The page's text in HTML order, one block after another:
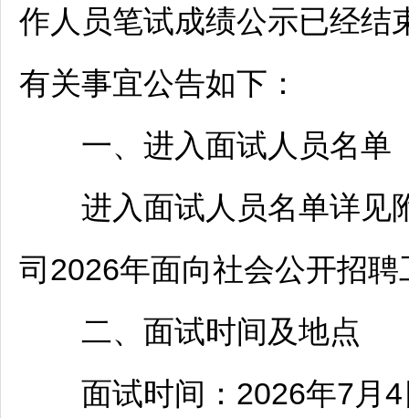
作人员笔试成绩公示已经结
有关事宜公告如下：
一、进入面试人员名单
进入面试人员名单详见
司2026年面向社会公开招聘
二、面试时间及地点
面试时间：2026年7月4